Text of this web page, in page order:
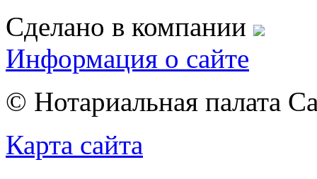
Сделано в компании
Информация о сайте
© Нотариальная палата
Карта сайта